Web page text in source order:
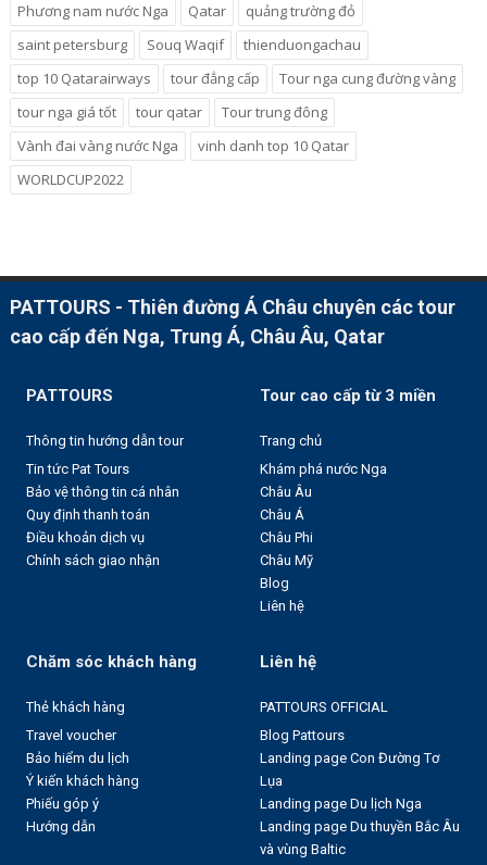
Phương nam nước Nga
Qatar
quảng trường đỏ
saint petersburg
Souq Waqif
thienduongachau
top 10 Qatarairways
tour đẳng cấp
Tour nga cung đường vàng
tour nga giá tốt
tour qatar
Tour trung đông
Vành đai vàng nước Nga
vinh danh top 10 Qatar
WORLDCUP2022
PATTOURS - Thiên đường Á Châu chuyên các tour
cao cấp đến Nga, Trung Á, Châu Âu, Qatar
PATTOURS
Thông tin hướng dẫn tour
Tin tức Pat Tours
Bảo vệ thông tin cá nhân
Quy định thanh toán
Điều khoản dịch vụ
Chính sách giao nhận
Tour cao cấp từ 3 miền
Trang chủ
Khám phá nước Nga
Châu Âu
Châu Á
Châu Phi
Châu Mỹ
Blog
Liên hệ
Chăm sóc khách hàng
Thẻ khách hàng
Travel voucher
Bảo hiểm du lịch
Ý kiến khách hàng
Phiếu góp ý
Hướng dẫn
Liên hệ
PATTOURS OFFICIAL
Blog Pattours
Landing page Con Đường Tơ
Lụa
Landing page Du lịch Nga
Landing page Du thuyền Bắc Âu
và vùng Baltic